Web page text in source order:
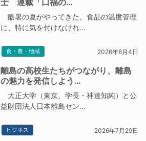
士 連載「口福の…
酷暑の夏がやってきた。食品の温度管理
に、特に気を付けなけれ…
食・農・地域 2026年8月4日
離島の高校生たちがつながり、離島
の魅力を発信しよう…
大正大学（東京、学長・神達知純）と公
益財団法人日本離島セン…
ビジネス 2026年7月29日